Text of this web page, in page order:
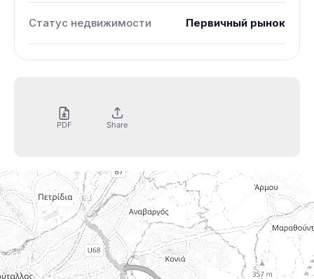
Статус недвижимости Первичный рынок
PDF Share